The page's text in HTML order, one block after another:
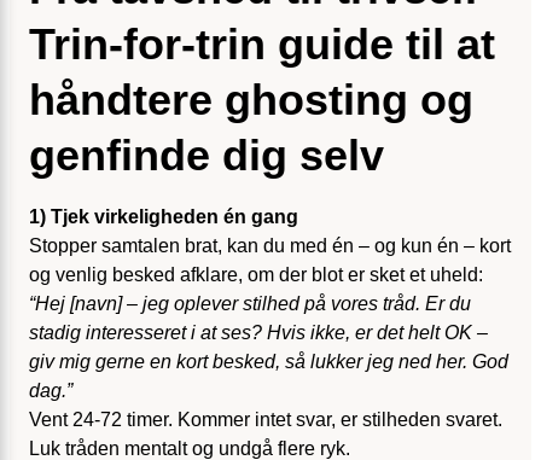
Trin-for-trin guide til at
håndtere ghosting og
genfinde dig selv
1) Tjek virkeligheden én gang
Stopper samtalen brat, kan du med én – og kun én – kort
og venlig besked afklare, om der blot er sket et uheld:
“Hej [navn] – jeg oplever stilhed på vores tråd. Er du
stadig interesseret i at ses? Hvis ikke, er det helt OK –
giv mig gerne en kort besked, så lukker jeg ned her. God
dag.”
Vent 24-72 timer. Kommer intet svar, er stilheden svaret.
Luk tråden mentalt og undgå flere ryk.